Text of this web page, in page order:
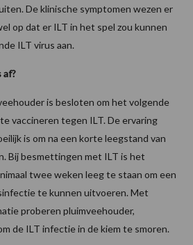
De klinische symptomen wezen er
op dat er ILT in het spel zou kunnen
ILT virus aan.
af?
is besloten om het volgende
vaccineren tegen ILT. De ervaring
is om na een korte leegstand van
Bij besmettingen met ILT is het
twee weken leeg te staan om een
te kunnen uitvoeren. Met
proberen pluimveehouder,
de ILT infectie in de kiem te smoren.